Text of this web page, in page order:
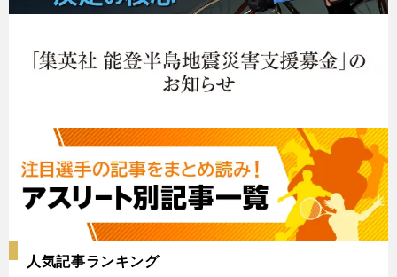
人気記事ランキング